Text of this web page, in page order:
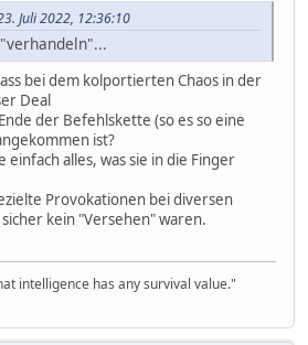
Juli 2022, 12:36:10
bei dem kolportierten Chaos in der
Deal
der Befehlskette (so es so eine
ist?
alles, was sie in die Finger
Provokationen bei diversen
kein "Versehen" waren.
intelligence has any survival value."